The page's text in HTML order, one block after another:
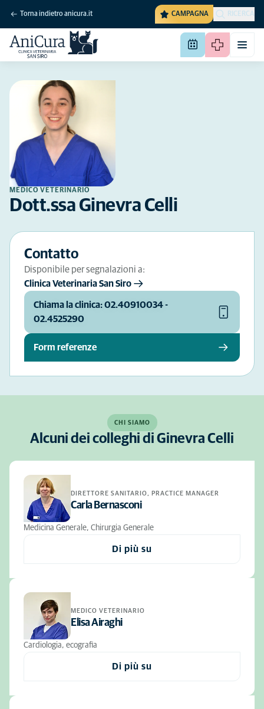
Torna indietro anicura.it CAMPAGNA RICERCA
MEDICO VETERINARIO
Dott.ssa Ginevra Celli
Contatto
Disponibile per segnalazioni a:
Clinica Veterinaria San Siro
Chiama la clinica: 02.40910034 -
02.4525290
Form referenze
CHI SIAMO
Alcuni dei colleghi di Ginevra Celli
DIRETTORE SANITARIO, PRACTICE MANAGER
Carla Bernasconi
Medicina Generale, Chirurgia Generale
Di più su
MEDICO VETERINARIO
Elisa Airaghi
Cardiologia, ecografia
Di più su